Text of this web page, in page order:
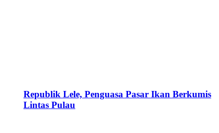
Republik Lele, Penguasa Pasar Ikan Berkumis
Lintas Pulau